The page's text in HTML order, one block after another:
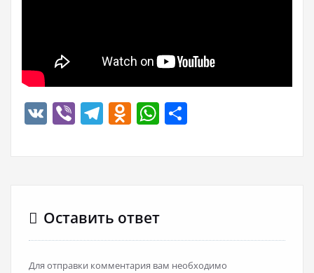
VK ViberTelegram
Odnoklassniki
WhatsApp
Оставить ответ
Для отправки комментария вам необходимо